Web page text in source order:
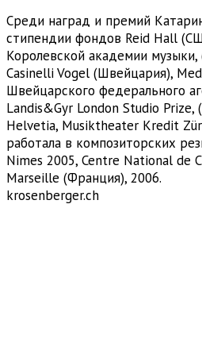
Среди наград и премий
стипендии фондов Reid Hall
Королевской академии музыки,
Casinelli Vogel (Швейцария),
Швейцарского федерального
Landis&Gyr London Studio Prize,
Helvetia, Musiktheater Kredit
работала в композиторских
Nimes 2005, Centre National de
Marseille (Франция), 2006.
krosenberger.ch